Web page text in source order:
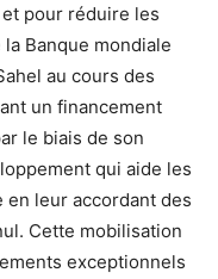
pour réduire les
Banque mondiale
au cours des
un financement
le biais de son
qui aide les
en leur accordant des
Cette mobilisation
exceptionnels